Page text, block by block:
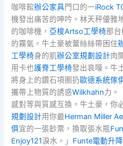
咖啡館辦公家具門口的一iRock
機發出痛苦的呻吟。林天秤優雅
的咖啡機， 亞梭Artso工學椅那
的霧氣。牛土豪被蕾絲絲帶困住
工學椅身的肌辦公室規劃設計肉
用卡也護脊工學椅發出哀嚎。牛
將身上的鑽石項圈扔歐德系統傢
攜帶上物質的誘惑Wilkhahn力。
感對等與質感互換。牛土豪，你
規劃設計用你最Herman Miller
俱宜的一張鈔票，換取張水瓶
Enjoy121淚水。」 Funte電動升